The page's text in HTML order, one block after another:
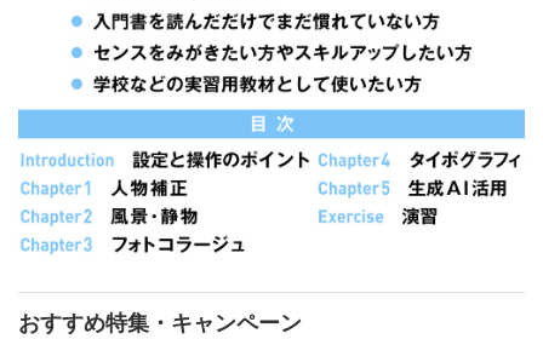
おすすめ特集・キャンペーン